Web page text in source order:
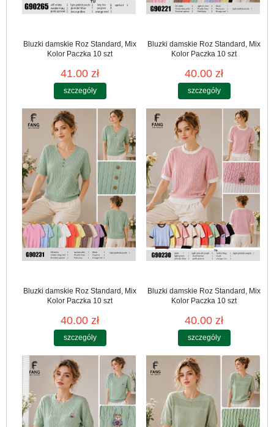
Bluzki damskie Roz Standard, Mix
Kolor Paczka 10 szt
41.00 zł
szczegóły
Bluzki damskie Roz Standard, Mix
Kolor Paczka 10 szt
40.00 zł
szczegóły
Bluzki damskie Roz Standard, Mix
Kolor Paczka 10 szt
40.00 zł
szczegóły
Bluzki damskie Roz Standard, Mix
Kolor Paczka 10 szt
40.00 zł
szczegóły